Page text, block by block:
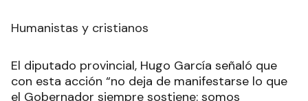
Humanistas y cristianos
El diputado provincial, Hugo García señaló que
con esta acción “no deja de manifestarse lo que
el Gobernador siempre sostiene: somos